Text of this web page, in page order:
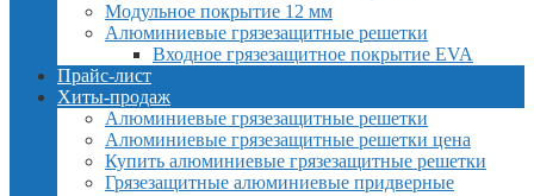
Модульное покрытие 12 мм
Алюминиевые грязезащитные решетки
Входное грязезащитное покрытие EVA
Прайс-лист
Хиты-продаж
Алюминиевые грязезащитные решетки
Алюминиевые грязезащитные решетки цена
Купить алюминиевые грязезащитные решетки
Грязезащитные алюминиевые придверные